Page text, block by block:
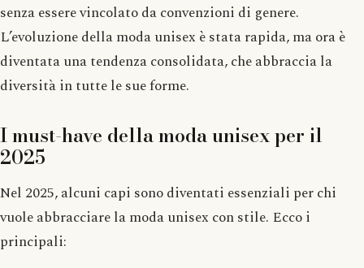
senza essere vincolato da convenzioni di genere.
L’evoluzione della moda unisex è stata rapida, ma ora è
diventata una tendenza consolidata, che abbraccia la
diversità in tutte le sue forme.
I must-have della moda unisex per il
2025
Nel 2025, alcuni capi sono diventati essenziali per chi
vuole abbracciare la moda unisex con stile. Ecco i
principali: